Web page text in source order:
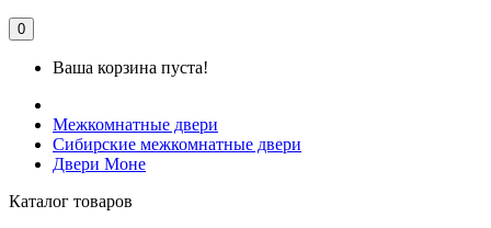
0
Ваша корзина пуста!
Межкомнатные двери
Сибирские межкомнатные двери
Двери Моне
Каталог товаров